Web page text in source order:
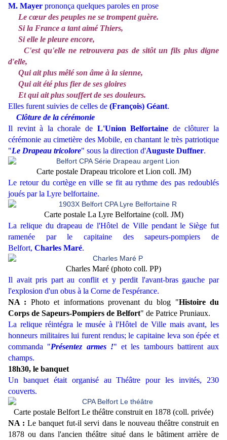
M. Mayer prononça quelques paroles en prose
Le cœur des peuples ne se trompent guère.
Si la France a tant aimé Thiers,
Si elle le pleure encore,
C'est qu'elle ne retrouvera pas de sitôt un fils plus digne
d'elle,
Qui ait plus mêlé son âme à la sienne,
Qui ait été plus fier de ses gloires
Et qui ait plus souffert de ses douleurs.
Elles furent suivies de celles de (François) Géant.
Clôture de la cérémonie
Il revint à la chorale de L'Union Belfortaine de clôturer la
cérémonie au cimetière des Mobile, en chantant le très patriotique
"Le Drapeau tricolore" sous la direction d'Auguste Duffner.
Carte postale Drapeau tricolore et Lion coll. JM)
Le retour du cortège en ville se fit au rythme des pas redoublés
joués par la Lyre belfortaine.
Carte postale La Lyre Belfortaine (coll. JM)
La relique du drapeau de l'Hôtel de Ville pendant le Siège fut
ramenée par le capitaine des sapeurs-pompiers de
Belfort, Charles Maré.
Charles Maré (photo coll. PP)
Il avait pris part au conflit et y perdit l'avant-bras gauche par
l'explosion d'un obus à la Corne de l'espérance.
NA : Photo et informations provenant du blog "Histoire du
Corps de Sapeurs-Pompiers de Belfort" de Patrice Pruniaux.
La relique réintégra le musée à l'Hôtel de Ville mais avant, les
honneurs militaires lui furent rendus; le capitaine leva son épée et
commanda "Présentez armes !" et les tambours battirent aux
champs.
18h30, le banquet
Un banquet était organisé au Théâtre pour les invités, 230
couverts.
Carte postale Belfort Le théâtre construit en 1878 (coll. privée)
NA : Le banquet fut-il servi dans le nouveau théâtre construit en
1878 ou dans l'ancien théâtre situé dans le bâtiment arrière de